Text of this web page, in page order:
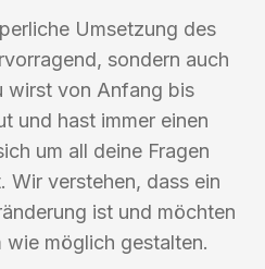
Umsetzung des
sondern auch
wirst von Anfang bis
und hast immer einen
um all deine Fragen
Wir verstehen, dass ein
ist und möchten
wie möglich gestalten.